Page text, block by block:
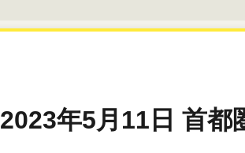
2023年5月11日 首都